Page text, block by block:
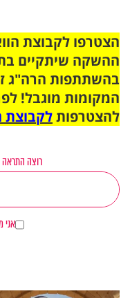
ההשקה שיתקיים
בהשתתפות הרה"ג
המקומות מוגבל!
להצטרפותלקבוצת
רוצה התראה
אני